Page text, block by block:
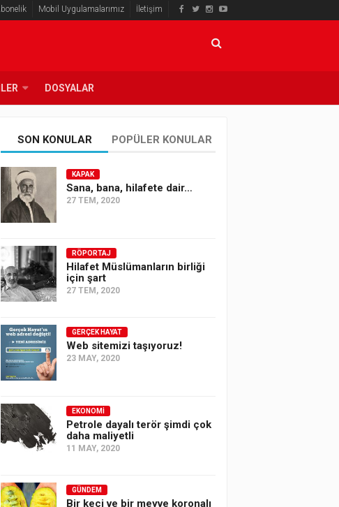
Mobil Uygulamalarımız İletişim
DOSYALAR
SON KONULAR POPÜLER KONULAR
KAPAK
Sana, bana, hilafete dair…
27 TEM, 2020
RÖPORTAJ
Hilafet Müslümanların birliği
için şart
27 TEM, 2020
GERÇEK HAYAT
Web sitemizi taşıyoruz!
23 MAY, 2020
EKONOMI
Petrole dayalı terör şimdi çok
daha maliyetli
11 MAY, 2020
GÜNDEM
Bir keçi ve bir meyve koronalı